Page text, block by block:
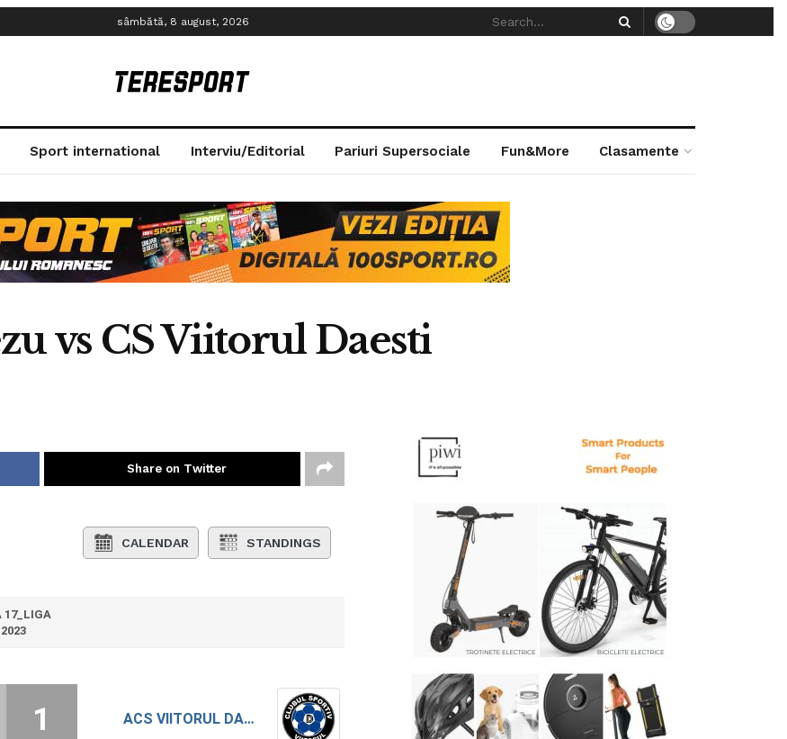
sâmbătă, 8 august, 2026
Sport international Interviu/Editorial Pariuri Supersociale Fun&More Clasamente
vs CS Viitorul Daesti
Share on Twitter
CALENDAR STANDINGS
17_LIGA
ACS VIITORUL DAESTI
1